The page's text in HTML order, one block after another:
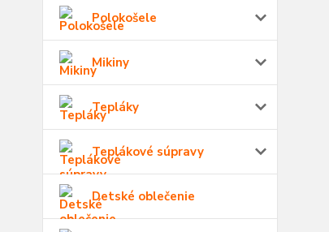
Polokošele
Mikiny
Tepláky
Teplákové súpravy
Detské oblečenie